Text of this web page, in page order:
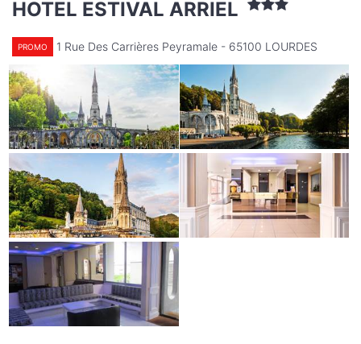
HOTEL ESTIVAL ARRIEL
PROMO 1 Rue Des Carrières Peyramale - 65100 LOURDES